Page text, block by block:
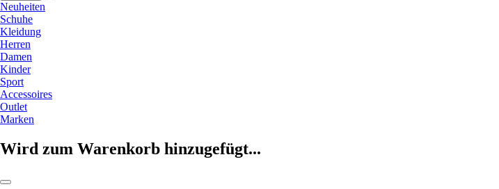
Neuheiten
Schuhe
Kleidung
Herren
Damen
Kinder
Sport
Accessoires
Outlet
Marken
Wird zum Warenkorb hinzugefügt...